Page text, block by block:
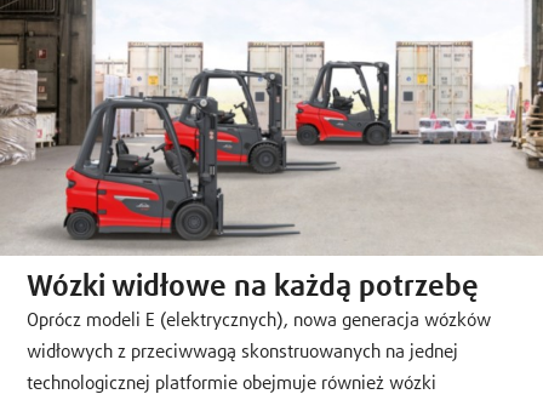
Wózki widłowe na każdą potrzebę
Oprócz modeli E (elektrycznych), nowa generacja wózków
widłowych z przeciwwagą skonstruowanych na jednej
technologicznej platformie obejmuje również wózki